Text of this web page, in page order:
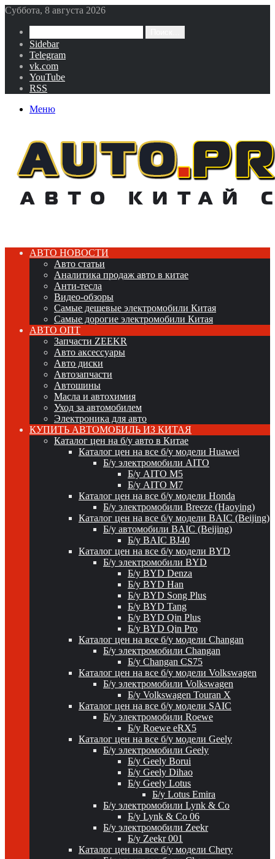
Суббота, 8 августа 2026
Sidebar
Telegram
vk.com
YouTube
RSS
Меню
АВТО НОВОСТИ
Авто статьи
Аналитика продаж авто в китае
Анти-тесла
Видео-обзоры
Самые дешевые электромобили Китая
Самые дорогие электромобили Китая
АВТО ОПТ
Запчасти ZEEKR
Авто аксессуары
Авто диски
Автозапчасти
Автошины
Масла и автохимия
Уход за автомобилем
Электроника для авто
КУПИТЬ АВТОМОБИЛЬ ИЗ КИТАЯ
Каталог цен на б/у авто в Китае
Каталог цен на все б/у модели Huawei
Б/у электромобили AITO
Б/у AITO M5
Б/у AITO M7
Каталог цен на все б/у модели Honda
Б/у электромобили Breeze (Haoying)
Каталог цен на все б/у модели BAIC (Beijing)
Б/у автомобили BAIC (Beijing)
Б/у BAIC BJ40
Каталог цен на все б/у модели BYD
Б/у электромобили BYD
Б/у BYD Denza
Б/у BYD Han
Б/у BYD Song Plus
Б/у BYD Tang
Б/у BYD Qin Plus
Б/у BYD Qin Pro
Каталог цен на все б/у модели Changan
Б/у электромобили Changan
Б/у Changan CS75
Каталог цен на все б/у модели Volkswagen
Б/у электромобили Volkswagen
Б/у Volkswagen Touran X
Каталог цен на все б/у модели SAIC
Б/у электромобили Roewe
Б/у Roewe eRX5
Каталог цен на все б/у модели Geely
Б/у электромобили Geely
Б/у Geely Borui
Б/у Geely Dihao
Б/у Geely Lotus
Б/у Lotus Emira
Б/у электромобили Lynk & Co
Б/у Lynk & Co 06
Б/у электромобили Zeekr
Б/у Zeekr 001
Каталог цен на все б/у модели Chery